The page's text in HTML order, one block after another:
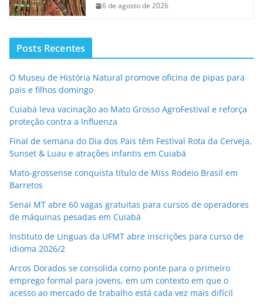
6 de agosto de 2026
Posts Recentes
O Museu de História Natural promove oficina de pipas para
pais e filhos domingo
Cuiabá leva vacinação ao Mato Grosso AgroFestival e reforça
proteção contra a Influenza
Final de semana do Dia dos Pais têm Festival Rota da Cerveja,
Sunset & Luau e atrações infantis em Cuiabá
Mato-grossense conquista título de Miss Rodeio Brasil em
Barretos
Senai MT abre 60 vagas gratuitas para cursos de operadores
de máquinas pesadas em Cuiabá
Instituto de Linguas da UFMT abre inscrições para curso de
idioma 2026/2
Arcos Dorados se consolida como ponte para o primeiro
emprego formal para jovens, em um contexto em que o
acesso ao mercado de trabalho está cada vez mais difícil